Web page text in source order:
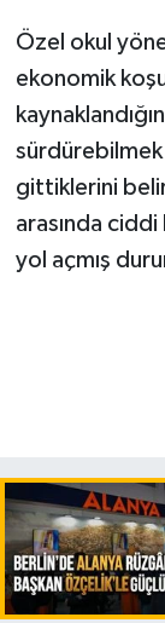
Özel okul
ekonomik
gittiklerini
arasında
yol açmış